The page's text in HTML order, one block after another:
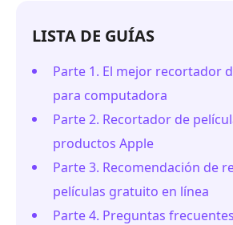
LISTA DE GUÍAS
Parte 1. El mejor recortador
para computadora
Parte 2. Recortador de
productos Apple
Parte 3. Recomendación de
películas gratuito en línea
Parte 4. Preguntas